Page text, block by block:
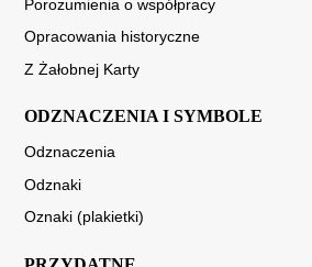
Porozumienia o współpracy
Opracowania historyczne
Z Żałobnej Karty
ODZNACZENIA I SYMBOLE
Odznaczenia
Odznaki
Oznaki (plakietki)